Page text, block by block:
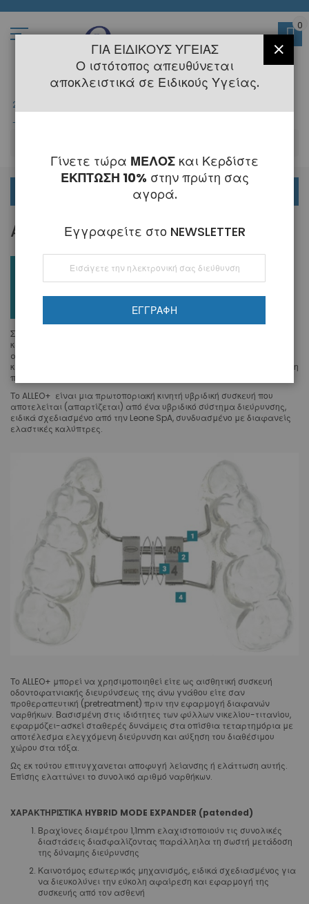
στο
2108145775
-
0
ALLEO+ HYBRID MODE
Στις εταιρείες ORTHOSMILE και DSL πιστεύουμε ακράδαντα ότι για
κάθε χαμόγελο υπάρχει η σωστή λύση. Με ώθηση την φιλοσοφία
αυτή στην θεραπεία με διαφανείς νάρθηκες ενσωματώνονται
κλασσικές ορθοδοντικές και ψηφιακές θεραπείες για να επιτευχθεί η
πλέον ενδεδειγμένη και αποτελεσματική λύση για τον ασθενή.
Το ALLEO+ είναι μια πρωτοποριακή κινητή υβριδική συσκευή που
αποτελείται (απαρτίζεται) από ένα υβριδικό σύστημα διεύρυνσης,
ειδικά σχεδιασμένο από την Leone SpA, συνδυασμένο με διαφανείς
ελαστικές καλύπτρες.
Το ALLEO+ μπορεί να χρησιμοποιηθεί είτε ως αισθητική συσκευή
οδοντοφατνιακής διευρύνσεως της άνω γνάθου είτε σαν
προθεραπευτική (pretreatment) πριν την εφαρμογή διαφανών
ναρθήκων. Βασισμένη στις ιδιότητες των φύλλων νικελίου-τιτανίου,
εφαρμόζει-ασκεί σταθερές δυνάμεις στα οπίσθια τεταρτημόρια με
αποτέλεσμα ελεγχόμενη διεύρυνση και αύξηση του διαθέσιμου
χώρου στα τόξα.
Ως εκ τούτου επιτυγχανεται αποφυγή λείανσης ή ελάττωση αυτής.
Επίσης ελαττώνει το συνολικό αριθμό ναρθήκων.
ΧΑΡΑΚΤΗΡΙΣΤΙΚΑ HYBRID MODE EXPANDER (patended)
Bραχίονες διαμέτρου 1,1mm ελαχιστοποιούν τις συνολικές
διαστάσεις διασφαλίζοντας παράλληλα τη σωστή μετάδοση
της δύναμης διεύρυνσης
Καινοτόμος εσωτερικός μηχανισμός, ειδικά σχεδιασμένος για
να διευκολύνει την εύκολη αφαίρεση και εφαρμογή της
συσκευής από τον ασθενή
ΓΙΑ ΕΙΔΙΚΟΎΣ ΥΓΕΊΑΣ
Ο ιστότοπος απευθύνεται
αποκλειστικά σε Ειδικούς Υγείας.
Γίνετε τώρα ΜΕΛΟΣ και Κερδίστε
ΕΚΠΤΩΣΗ 10% στην πρώτη σας
αγορά.
Εγγραφείτε στο NEWSLETTER
Εγγραφή
στο
Ενημερωτικό
ΕΓΓΡΑΦΉ